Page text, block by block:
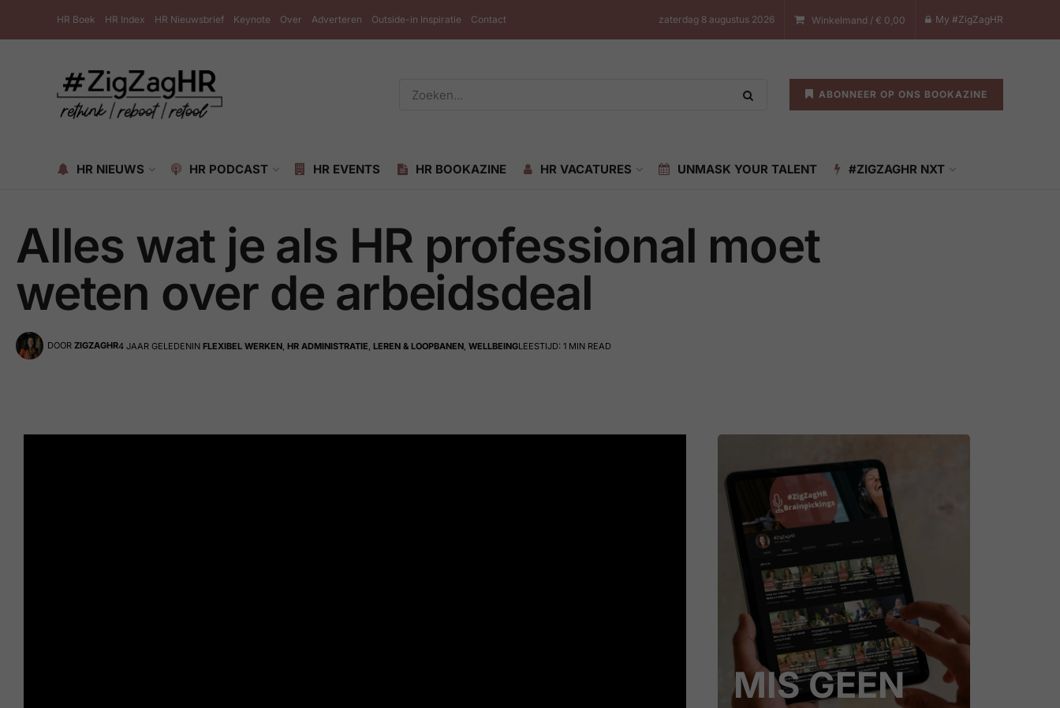
HR Boek HR Index HR Nieuwsbrief Keynote Over Adverteren Outside-in Inspiratie Contact zaterdag 8 augustus 2026 Winkelmand / € 0,00 My #ZigZagHR
ABONNEER OP ONS BOOKAZINE
HR NIEUWS HR PODCAST HR EVENTS HR BOOKAZINE HR VACATURES UNMASK YOUR TALENT #ZIGZAGHR NXT
Alles wat je als HR professional moet
weten over de arbeidsdeal
DOOR ZIGZAGHR4 JAAR GELEDENIN FLEXIBEL WERKEN HR ADMINISTRATIE LEREN & LOOPBANEN WELLBEINGLEESTIJD: 1 MIN READ
MIS GEEN